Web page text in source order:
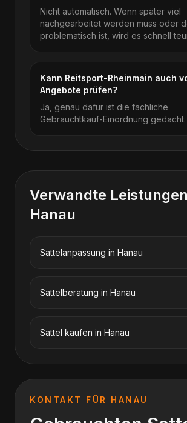
Nicht automatisch. Wenn später viel
nachgearbeitet werden muss oder
problematisch ist, wird es schnell
Kann Reitsport-Rheinmain auch
Angebote prüfen?
Ja, genau dafür ist die fachliche
Gebrauchtkauf-Einordnung gedacht.
Verwandte
Hanau
Sattelanpassung in Hanau
Sattelberatung in Hanau
Sattel kaufen in Hanau
KONTAKT FÜR HANAU